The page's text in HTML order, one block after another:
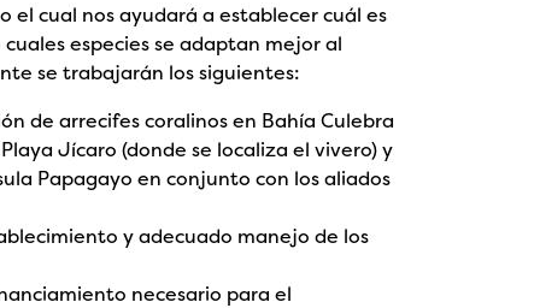
el cual nos ayudará a establecer cuál es
especies se adaptan mejor al
se trabajarán los siguientes:
de arrecifes coralinos en Bahía Culebra
Jícaro (donde se localiza el vivero) y
Papagayo en conjunto con los aliados
y adecuado manejo de los
necesario para el